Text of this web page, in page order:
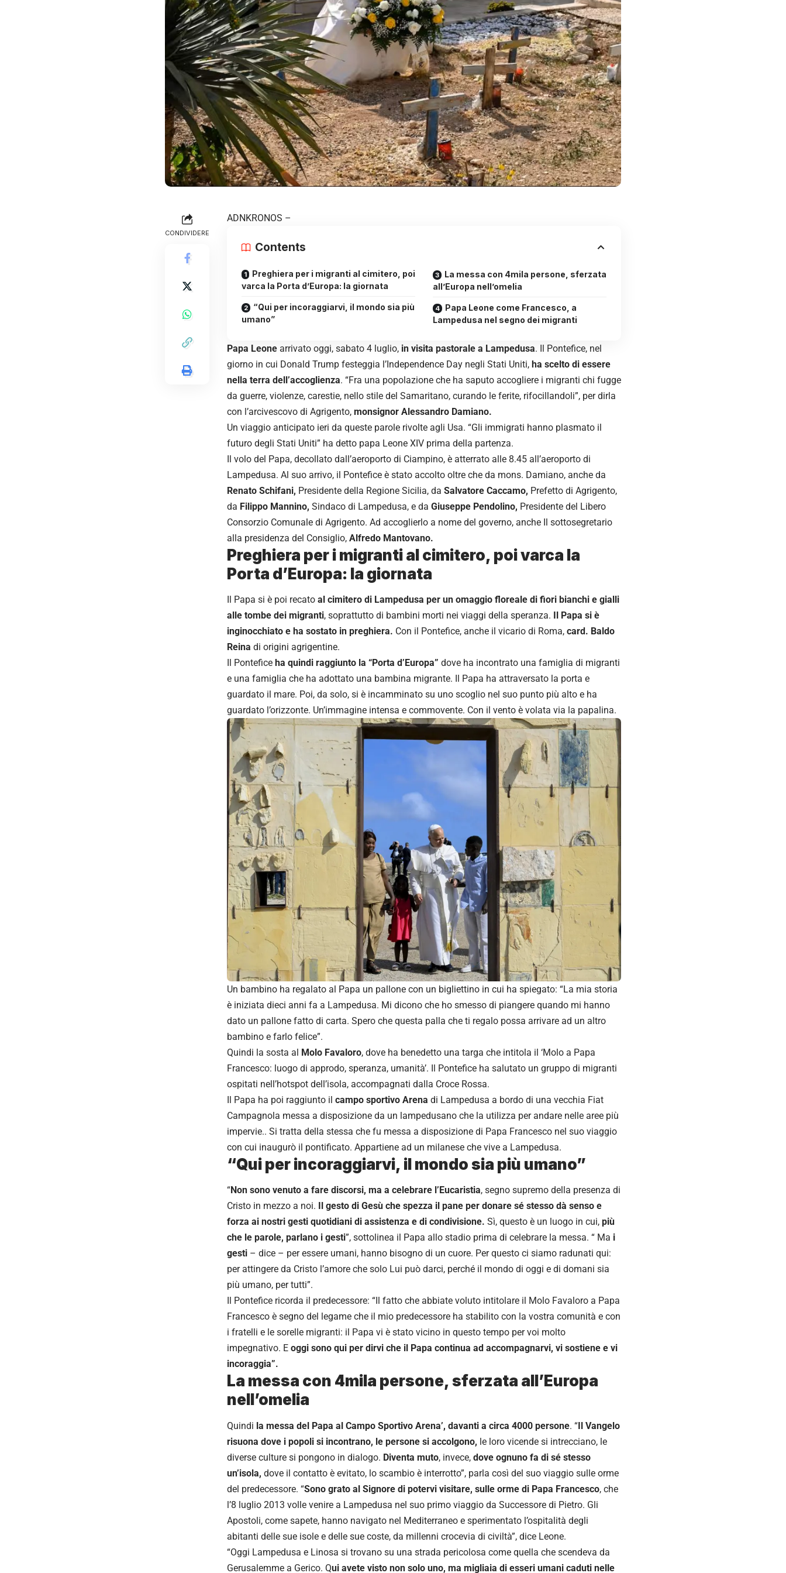
CONDIVIDERE
ADNKRONOS –
Contents
Preghiera per i migranti al cimitero, poi
varca la Porta d’Europa: la giornata
“Qui per incoraggiarvi, il mondo sia più
umano”
La messa con 4mila persone, sferzata
all’Europa nell’omelia
Papa Leone come Francesco, a
Lampedusa nel segno dei migranti
Papa Leone arrivato oggi, sabato 4 luglio, in visita pastorale a Lampedusa. Il Pontefice, nel
giorno in cui Donald Trump festeggia l’Independence Day negli Stati Uniti, ha scelto di essere
nella terra dell’accoglienza. “Fra una popolazione che ha saputo accogliere i migranti chi fugge
da guerre, violenze, carestie, nello stile del Samaritano, curando le ferite, rifocillandoli”, per dirla
con l’arcivescovo di Agrigento, monsignor Alessandro Damiano.
Un viaggio anticipato ieri da queste parole rivolte agli Usa. “Gli immigrati hanno plasmato il
futuro degli Stati Uniti” ha detto papa Leone XIV prima della partenza.
Il volo del Papa, decollato dall’aeroporto di Ciampino, è atterrato alle 8.45 all’aeroporto di
Lampedusa. Al suo arrivo, il Pontefice è stato accolto oltre che da mons. Damiano, anche da
Renato Schifani, Presidente della Regione Sicilia, da Salvatore Caccamo, Prefetto di Agrigento,
da Filippo Mannino, Sindaco di Lampedusa, e da Giuseppe Pendolino, Presidente del Libero
Consorzio Comunale di Agrigento. Ad accoglierlo a nome del governo, anche Il sottosegretario
alla presidenza del Consiglio, Alfredo Mantovano.
Preghiera per i migranti al cimitero, poi varca la
Porta d’Europa: la giornata
Il Papa si è poi recato al cimitero di Lampedusa per un omaggio floreale di fiori bianchi e gialli
alle tombe dei migranti, soprattutto di bambini morti nei viaggi della speranza.
Il Papa si è
inginocchiato e ha sostato in preghiera. Con il Pontefice, anche il vicario di Roma, card. Baldo
Reina di origini agrigentine.
Il Pontefice ha quindi raggiunto la “Porta d’Europa” dove ha incontrato una famiglia di migranti
e una famiglia che ha adottato una bambina migrante. Il Papa ha attraversato la porta e
guardato il mare. Poi, da solo, si è incamminato su uno scoglio nel suo punto più alto e ha
guardato l’orizzonte. Un’immagine intensa e commovente. Con il vento è volata via la papalina.
Un bambino ha regalato al Papa un pallone con un bigliettino in cui ha spiegato: “La mia storia
è iniziata dieci anni fa a Lampedusa. Mi dicono che ho smesso di piangere quando mi hanno
dato un pallone fatto di carta. Spero che questa palla che ti regalo possa arrivare ad un altro
bambino e farlo felice”.
Quindi la sosta al Molo Favaloro, dove ha benedetto una targa che intitola il ‘Molo a Papa
Francesco: luogo di approdo, speranza, umanità’. Il Pontefice ha salutato un gruppo di migranti
ospitati nell’hotspot dell’isola, accompagnati dalla Croce Rossa.
Il Papa ha poi raggiunto il campo sportivo Arena di Lampedusa a bordo di una vecchia Fiat
Campagnola messa a disposizione da un lampedusano che la utilizza per andare nelle aree più
impervie.. Si tratta della stessa che fu messa a disposizione di Papa Francesco nel suo viaggio
con cui inaugurò il pontificato. Appartiene ad un milanese che vive a Lampedusa.
“Qui per incoraggiarvi, il mondo sia più umano”
“Non sono venuto a fare discorsi, ma a celebrare l’Eucaristia, segno supremo della presenza di
Cristo in mezzo a noi.
Il gesto di Gesù che spezza il pane per donare sé stesso dà senso e
forza ai nostri gesti quotidiani di assistenza e di condivisione. Sì, questo è un luogo in cui, più
che le parole, parlano i gesti”, sottolinea il Papa allo stadio prima di celebrare la messa. “ Ma i
gesti – dice – per essere umani, hanno bisogno di un cuore. Per questo ci siamo radunati qui:
per attingere da Cristo l’amore che solo Lui può darci, perché il mondo di oggi e di domani sia
più umano, per tutti”.
Il Pontefice ricorda il predecessore: “Il fatto che abbiate voluto intitolare il Molo Favaloro a Papa
Francesco è segno del legame che il mio predecessore ha stabilito con la vostra comunità e con
i fratelli e le sorelle migranti: il Papa vi è stato vicino in questo tempo per voi molto
impegnativo. E oggi sono qui per dirvi che il Papa continua ad accompagnarvi, vi sostiene e vi
incoraggia”.
La messa con 4mila persone, sferzata all’Europa
nell’omelia
Quindi la messa del Papa al Campo Sportivo Arena’, davanti a circa 4000 persone. “Il Vangelo
risuona dove i popoli si incontrano, le persone si accolgono, le loro vicende si intrecciano, le
diverse culture si pongono in dialogo. Diventa muto, invece, dove ognuno fa di sé stesso
un’isola, dove il contatto è evitato, lo scambio è interrotto”, parla così del suo viaggio sulle orme
del predecessore. “Sono grato al Signore di potervi visitare, sulle orme di Papa Francesco, che
l’8 luglio 2013 volle venire a Lampedusa nel suo primo viaggio da Successore di Pietro. Gli
Apostoli, come sapete, hanno navigato nel Mediterraneo e sperimentato l’ospitalità degli
abitanti delle sue isole e delle sue coste, da millenni crocevia di civiltà”, dice Leone.
“Oggi Lampedusa e Linosa si trovano su una strada pericolosa come quella che scendeva da
Gerusalemme a Gerico. Qui avete visto non solo uno, ma migliaia di esseri umani caduti nelle